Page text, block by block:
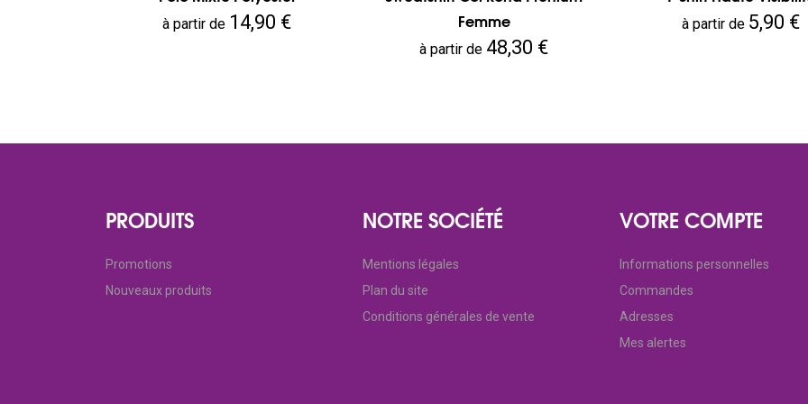
Prix
à partir de 14,90 €
Femme
Prix
à partir de 48,30 €
Prix
à partir de 5,90 €
PRODUITS
Promotions
Nouveaux produits
NOTRE SOCIÉTÉ
Mentions légales
Plan du site
Conditions générales de vente
VOTRE COMPTE
Informations personnelles
Commandes
Adresses
Mes alertes